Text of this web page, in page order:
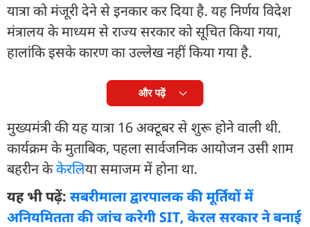
यात्रा को मंजूरी देने से इनकार कर दिया है. यह निर्णय विदेश
मंत्रालय के माध्यम से राज्य सरकार को सूचित किया गया,
हालांकि इसके कारण का उल्लेख नहीं किया गया है.
और पढ़ें
मुख्यमंत्री की यह यात्रा 16 अक्टूबर से शुरू होने वाली थी.
कार्यक्रम के मुताबिक, पहला सार्वजनिक आयोजन उसी शाम
बहरीन केकेरलिया समाजम में होना था.
यह भी पढ़ें: सबरीमाला द्वारपालक की मूर्तियों में
अनियमितता की जांच करेगी SIT, केरल सरकार ने बनाई